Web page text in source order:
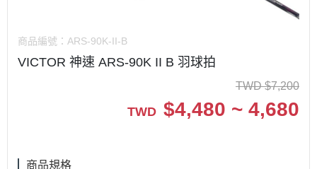
商品編號： ARS-90K-II-B
VICTOR 神速 ARS-90K II B 羽球拍
TWD $7,200
TWD $4,480 ~ 4,680
商品規格